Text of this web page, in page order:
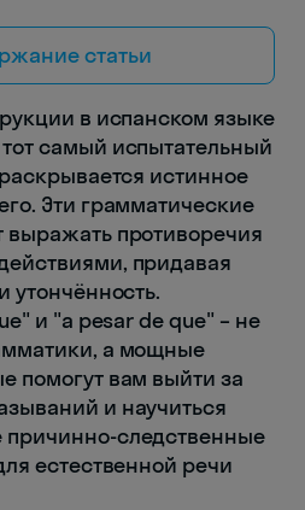
статьи
в испанском языке
самый испытательный
истинное
Эти грамматические
выражать противоречия
придавая
утончённость.
и "a pesar de que" – не
а мощные
помогут вам выйти за
и научиться
следственные
естественной речи